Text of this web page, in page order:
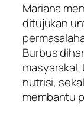
Mariana
ditujukan
Burbus
nutrisi,
membantu